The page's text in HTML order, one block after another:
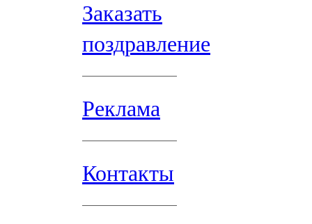
Заказать
поздравление
Реклама
Контакты